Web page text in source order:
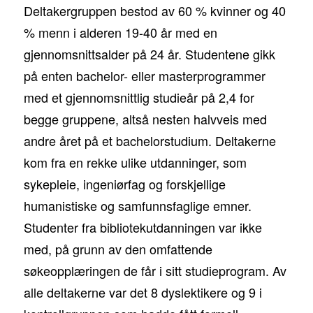
Deltakergruppen bestod av 60 % kvinner og 40
% menn i alderen 19-40 år med en
gjennomsnittsalder på 24 år. Studentene gikk
på enten bachelor- eller masterprogrammer
med et gjennomsnittlig studieår på 2,4 for
begge gruppene, altså nesten halvveis med
andre året på et bachelorstudium. Deltakerne
kom fra en rekke ulike utdanninger, som
sykepleie, ingeniørfag og forskjellige
humanistiske og samfunnsfaglige emner.
Studenter fra bibliotekutdanningen var ikke
med, på grunn av den omfattende
søkeopplæringen de får i sitt studieprogram. Av
alle deltakerne var det 8 dyslektikere og 9 i